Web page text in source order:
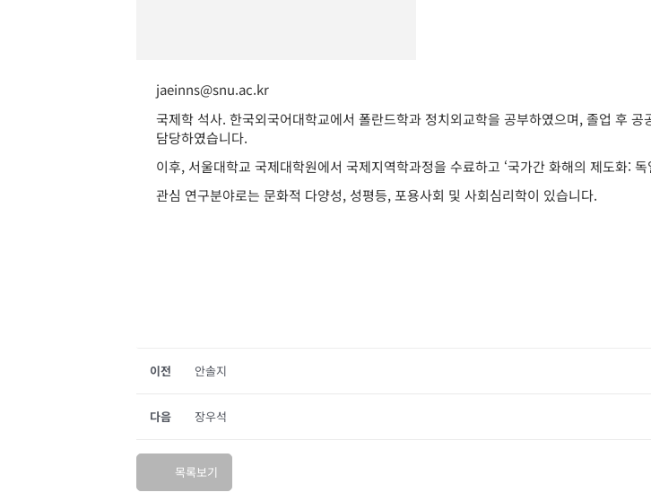
jaeinns@snu.ac.kr
국제학 석사. 한국외국어대학교에서 폴란드학과 정치외교학을 공부하였으며, 졸업 후
담당하였습니다.
이후, 서울대학교 국제대학원에서 국제지역학과정을 수료하고 ‘국가간 화해의 제도화:
관심 연구분야로는 문화적 다양성, 성평등, 포용사회 및 사회심리학이 있습니다.
이전 안솔지
장우석
다음
목록보기